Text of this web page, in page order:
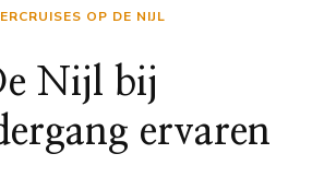
OP DE NIJL
Nijl bij
ervaren